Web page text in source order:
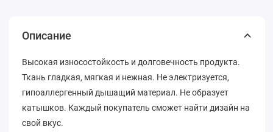
Описание
Высокая износостойкость и долговечность продукта.
Ткань гладкая, мягкая и нежная. Не электризуется,
гипоаллергенный дышащий материал. Не образует
катышков. Каждый покупатель сможет найти дизайн на
свой вкус.